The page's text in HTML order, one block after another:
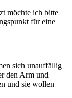
möchte ich bitte
für eine
sich unauffällig
den Arm und
und sie wollen